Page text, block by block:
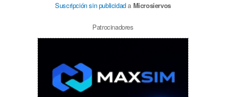
Suscripción sin publicidada Microsiervos
Patrocinadores